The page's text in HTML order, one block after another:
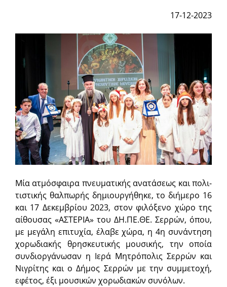
17-12-2023
Μί­α α­τμό­σφαι­ρα πνευ­μα­τι­κής ανατάσεως και πο­λι­
τι­στι­κής θαλ­πω­ρής δη­μι­ουρ­γή­θη­κε, το διήμερο 16
και 17 Δε­κεμ­βρί­ου 2023, στον φι­λό­ξε­νο χώ­ρο της
αίθουσας «ΑΣΤΕΡΙΑ» του ΔΗ.ΠΕ.ΘΕ. Σερ­ρών, ό­που,
με με­γά­λη ε­πι­τυ­χί­α, έλα­βε χώ­ρα, η 4η συ­νάν­τη­ση
χορωδιακής θρη­σκευ­τι­κής μου­σι­κής, την οποία
συν­δι­ορ­γά­νω­σαν η Ιερά Μητρόπολις Σερρών και
Νιγρίτης και ο Δή­μος Σερ­ρών με την συμμετοχή,
εφέτος, έξι μου­σι­κών χο­ρω­δι­α­κών συ­νό­λων.